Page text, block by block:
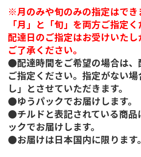
※月のみや旬のみの指定はでき
「月」と「旬」を両方ご指定く
配達日のご指定はお受けいたし
ご了承ください。
●配達時間をご希望の場合は、
ご指定ください。指定がない
し」とさせていただきます。
●ゆうパックでお届けします。
●チルドと表記されている商品
ックでお届けします。
●お届けは日本国内に限ります。